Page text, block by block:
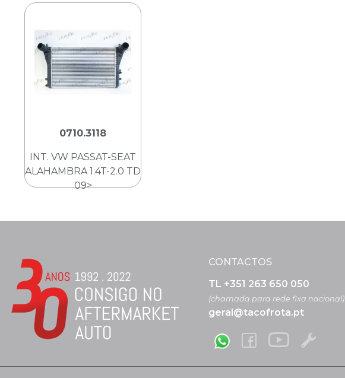
0710.3118
INT. VW PASSAT-SEAT
ALAHAMBRA 1.4T-2.0 TD
09>
CONTACTOS
TL +351 263 650 050
(chamada para rede fixa nacional)
geral@tacofrota.pt